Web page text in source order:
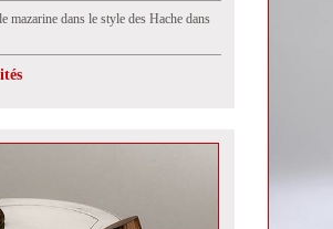
dans le style des Hache dans